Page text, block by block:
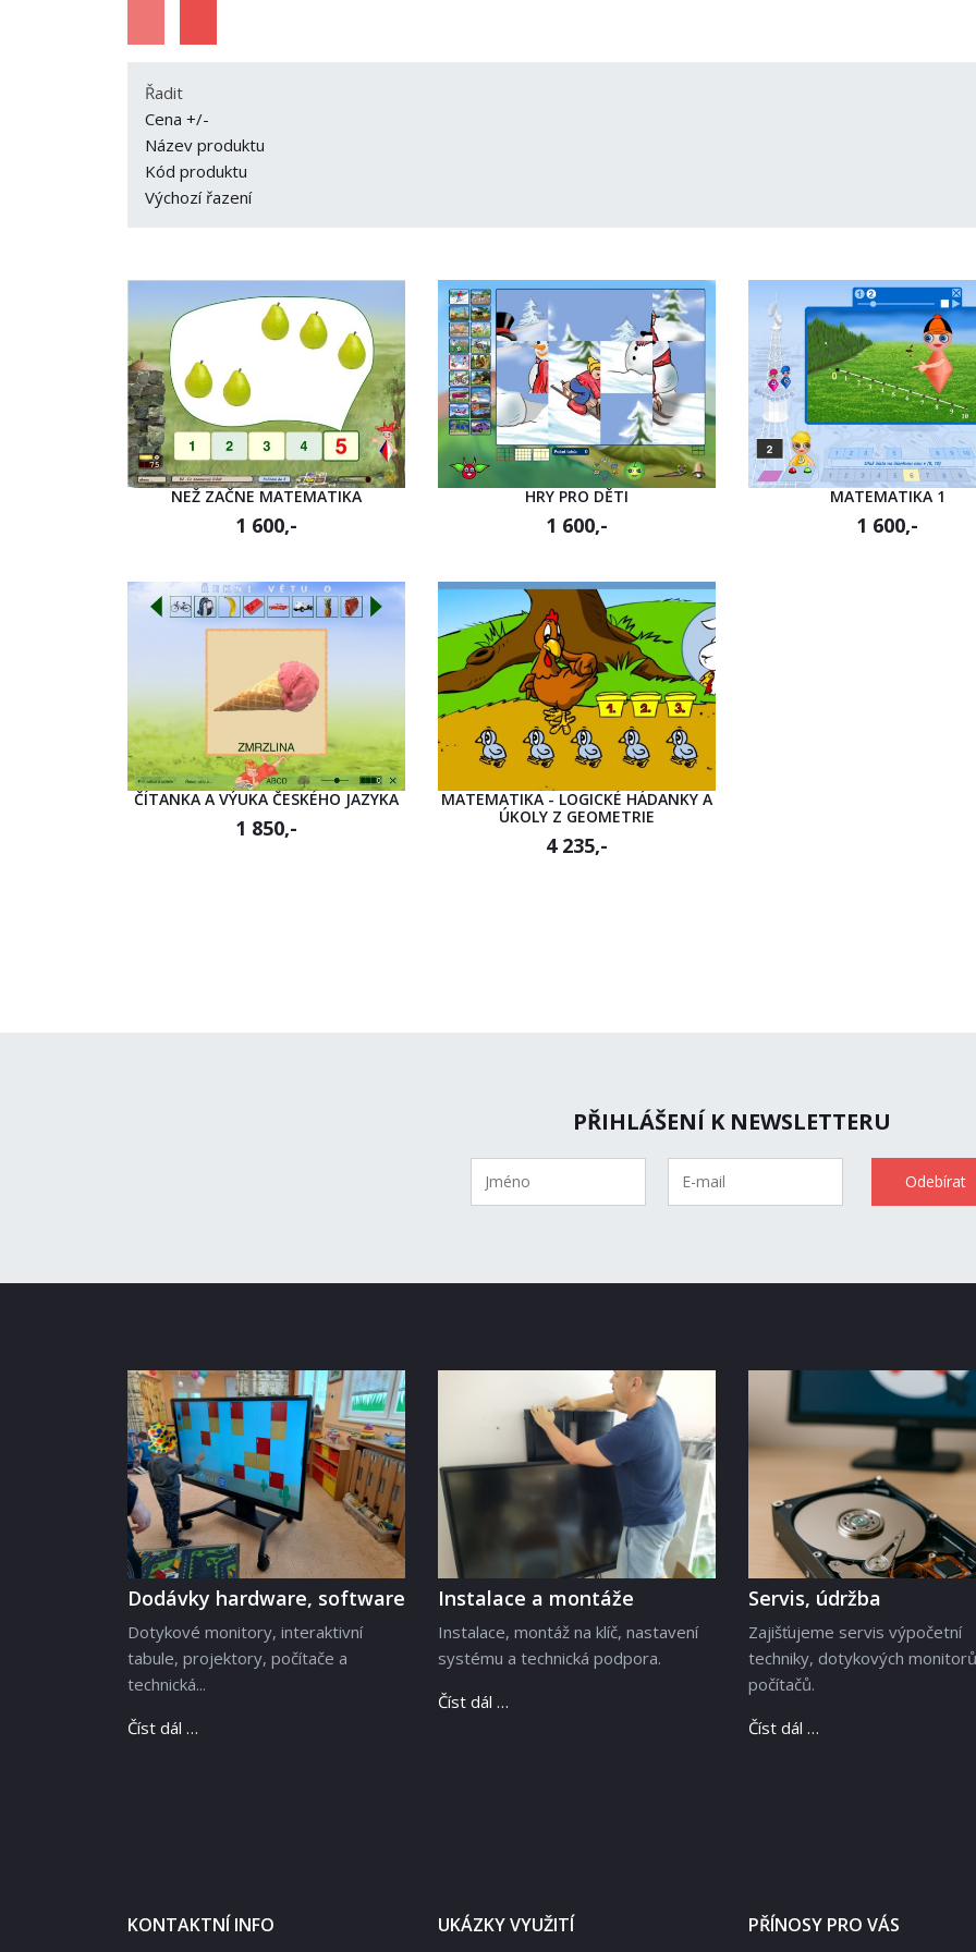
Řadit
Cena +/-
Název produktu
Kód produktu
Výchozí řazení
NEŽ ZAČNE MATEMATIKA
1 600,-
HRY PRO DĚTI
1 600,-
MATEMATIKA 1
1 600,-
ČÍTANKA A VÝUKA ČESKÉHO JAZYKA
1 850,-
MATEMATIKA - LOGICKÉ HÁDANKY A
ÚKOLY Z GEOMETRIE
4 235,-
PŘIHLÁŠENÍ K NEWSLETTERU
Dodávky hardware, software
Dotykové monitory, interaktivní
tabule, projektory, počítače a
technická...
Číst dál …
Instalace a montáže
Instalace, montáž na klíč, nastavení
systému a technická podpora.
Číst dál …
Servis, údržba
Zajišťujeme servis výpočetní
techniky, dotykových
počítačů.
Číst dál …
KONTAKTNÍ INFO UKÁZKY VYUŽITÍ PŘÍNOSY PRO VÁS